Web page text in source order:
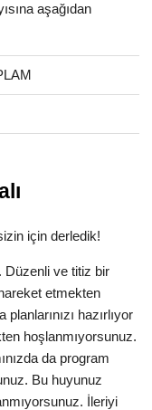
aşağıdan
için derledik!
Düzenli ve titiz bir
etmekten
hazırlıyor
hoşlanmıyorsunuz.
da program
Bu huyunuz
İleriyi